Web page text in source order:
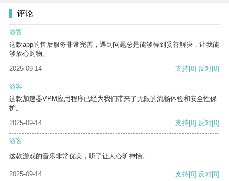
评论
游客
这款app的售后服务非常完善，遇到问题总是能够得到妥善解决，让我能
够放心购物。
2025-09-14
支持[0] 反对[0]
游客
这款加速器VPM应用程序已经为我们带来了无限的流畅体验和安全性保
护。
2025-09-14
支持[0] 反对[0]
游客
这款游戏的音乐非常优美，听了让人心旷神怡。
2025-09-14 支持[0] 反对[0]